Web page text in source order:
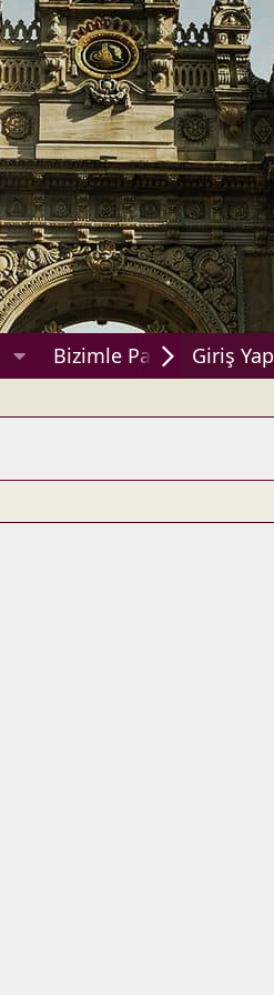
Bizimle Paylaşın!Giriş Yap